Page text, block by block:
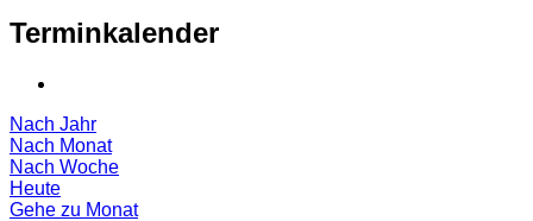
Terminkalender
Nach Jahr
Nach Monat
Nach Woche
Heute
Gehe zu Monat